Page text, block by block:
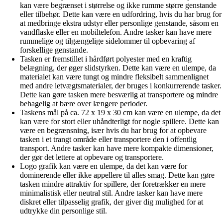
kan være begrænset i størrelse og ikke rumme større genstande
eller tilbehør. Dette kan være en udfordring, hvis du har brug for
at medbringe ekstra udstyr eller personlige genstande, såsom en
vandflaske eller en mobiltelefon. Andre tasker kan have mere
rummelige og tilgængelige sidelommer til opbevaring af
forskellige genstande.
Tasken er fremstillet i hårdført polyester med en kraftig
belægning, der øger slidstyrken. Dette kan være en ulempe, da
materialet kan være tungt og mindre fleksibelt sammenlignet
med andre letvægtsmaterialer, der bruges i konkurrerende tasker.
Dette kan gøre tasken mere besværlig at transportere og mindre
behagelig at bære over længere perioder.
Taskens mål på ca. 72 x 19 x 30 cm kan være en ulempe, da det
kan være for stort eller uhåndterligt for nogle spillere. Dette kan
være en begrænsning, især hvis du har brug for at opbevare
tasken i et trangt område eller transportere den i offentlig
transport. Andre tasker kan have mere kompakte dimensioner,
der gør det lettere at opbevare og transportere.
Logo grafik kan være en ulempe, da det kan være for
dominerende eller ikke appellere til alles smag. Dette kan gøre
tasken mindre attraktiv for spillere, der foretrækker en mere
minimalistisk eller neutral stil. Andre tasker kan have mere
diskret eller tilpasselig grafik, der giver dig mulighed for at
udtrykke din personlige stil.